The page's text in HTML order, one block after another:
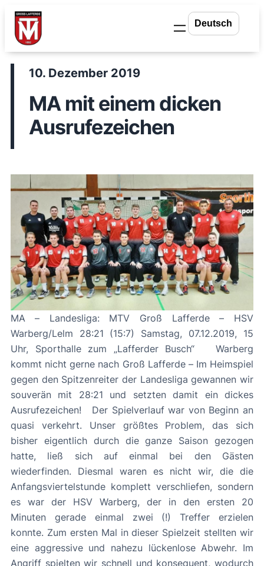
Zum
Inhalt
springen
10. Dezember 2019
MA mit einem dicken
Ausrufezeichen
MA – Landesliga: MTV Groß Lafferde – HSV
Warberg/Lelm 28:21 (15:7) Samstag, 07.12.2019, 15
Uhr, Sporthalle zum „Lafferder Busch“ Warberg
kommt nicht gerne nach Groß Lafferde – Im Heimspiel
gegen den Spitzenreiter der Landesliga gewannen wir
souverän mit 28:21 und setzten damit ein dickes
Ausrufezeichen! Der Spielverlauf war von Beginn an
quasi verkehrt. Unser größtes Problem, das sich
bisher eigentlich durch die ganze Saison gezogen
hatte, ließ sich auf einmal bei den Gästen
wiederfinden. Diesmal waren es nicht wir, die die
Anfangsviertelstunde komplett verschliefen, sondern
es war der HSV Warberg, der in den ersten 20
Minuten gerade einmal zwei (!) Treffer erzielen
konnte. Zum ersten Mal in dieser Spielzeit stellten wir
eine aggressive und nahezu lückenlose Abwehr. Im
Angriff spielten wir schnell und konsequent, wodurch